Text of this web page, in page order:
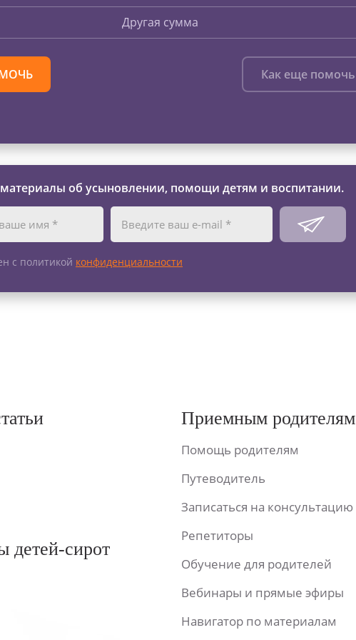
Другая сумма
Как еще помочь
об усыновлении, помощи детям и воспитании.
с политикой конфиденциальности
детей-сирот
Приемным родителям
Помощь родителям
Путеводитель
Записаться на консультацию
Репетиторы
Обучение для родителей
Вебинары и прямые эфиры
Навигатор по материалам